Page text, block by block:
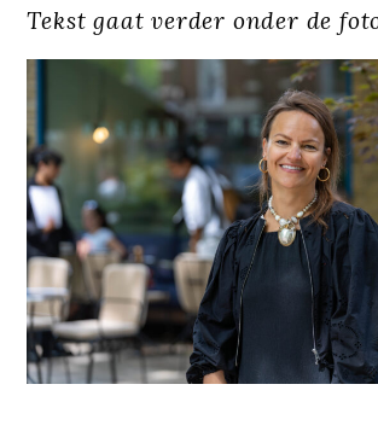
Tekst gaat verder onder de